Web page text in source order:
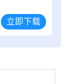
立即下载